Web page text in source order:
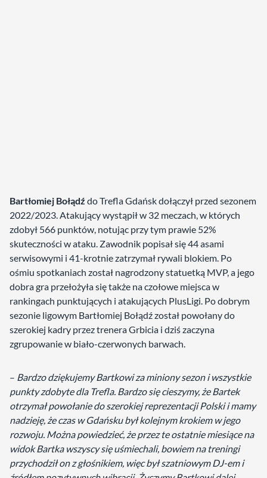
Bartłomiej Bołądź do Trefla Gdańsk dołączył przed sezonem
2022/2023. Atakujący wystąpił w 32 meczach, w których
zdobył 566 punktów, notując przy tym prawie 52%
skuteczności w ataku. Zawodnik popisał się 44 asami
serwisowymi i 41-krotnie zatrzymał rywali blokiem. Po
ośmiu spotkaniach został nagrodzony statuetką MVP, a jego
dobra gra przełożyła się także na czołowe miejsca w
rankingach punktujących i atakujących PlusLigi. Po dobrym
sezonie ligowym Bartłomiej Bołądź został powołany do
szerokiej kadry przez trenera Grbicia i dziś zaczyna
zgrupowanie w biało-czerwonych barwach.
– Bardzo dziękujemy Bartkowi za miniony sezon i wszystkie
punkty zdobyte dla Trefla. Bardzo się cieszymy, że Bartek
otrzymał powołanie do szerokiej reprezentacji Polski i mamy
nadzieję, że czas w Gdańsku był kolejnym krokiem w jego
rozwoju. Można powiedzieć, że przez te ostatnie miesiące na
widok Bartka wszyscy się uśmiechali, bowiem na treningi
przychodził on z głośnikiem, więc był szatniowym DJ-em i